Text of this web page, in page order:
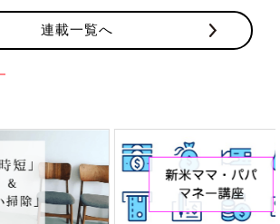
4日だからなのか、パリの学校では日本のよ
音楽などの時間が少ないように思います。さ
できる日本の教育と、好きなことを見つけて
費やすことができるフランスの教育。そこ
。
と習い事の送迎も大変そうです。
うしようかと悩みます。子どもたちがバラ
と、一緒のものを習う場合では時間も経済
いがあります。でも、その子にとって興味が
連載一覧へ